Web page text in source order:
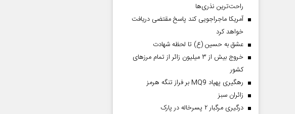
راحت‌ترین نذری‌ها
آمریکا ماجراجویی کند پاسخ مقتضی دریافت
خواهد کرد
عشق به حسین (ع) تا لحظه شهادت
خروج بیش از ۳ میلیون زائر از تمام مرز‌های
کشور
رهگیری پهپاد MQ9 بر فراز تنگه هرمز
‌زائران سبز
درگیری مرگبار ۲ پسرخاله در پارک